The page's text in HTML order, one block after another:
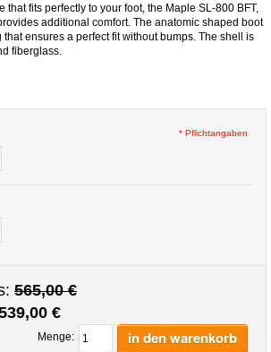
that fits perfectly to your foot, the Maple SL-800 BFT,
additional comfort. The anatomic shaped boot
ensures a perfect fit without bumps. The shell is
fiberglass.
* Pflichtangaben
565,00 €
€
Menge: in den warenkorb